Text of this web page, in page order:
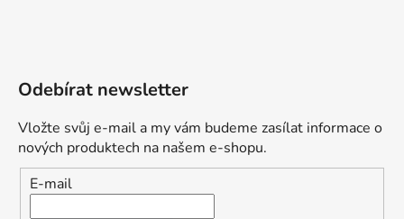
Odebírat newsletter
Vložte svůj e-mail a my vám budeme zasílat informace o
nových produktech na našem e-shopu.
E-mail